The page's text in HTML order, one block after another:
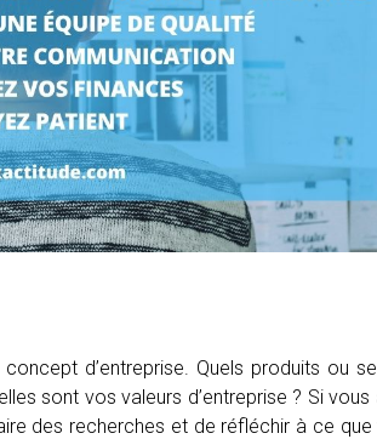
d’entreprise. Quels produits ou
sont vos valeurs d’entreprise ? Si vous
des recherches et de réfléchir à ce